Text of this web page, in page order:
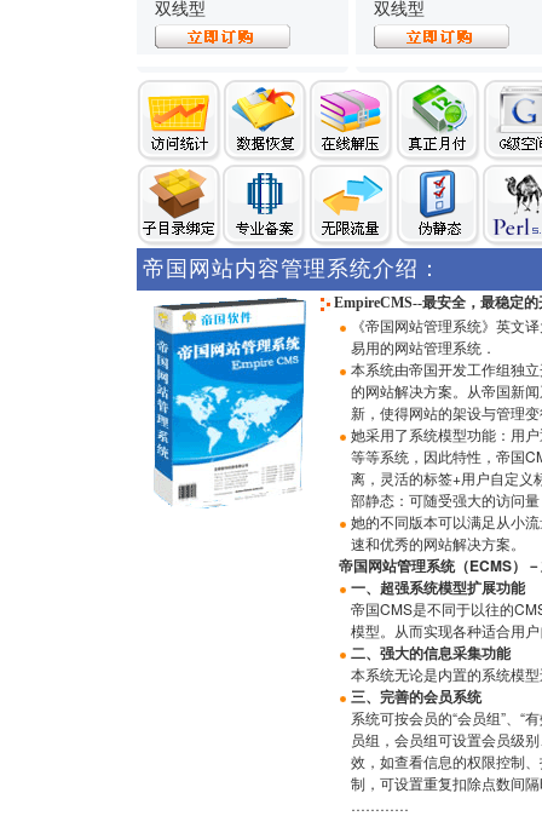
双线型 双线型
帝国网站内容管理系统介绍：
EmpireCMS--最安全，最稳定的
《帝国网站管理系统》英文
易用的网站管理系统．
本系统由帝国开发工作组独
的网站解决方案。从帝国新
新，使得网站的架设与管理
她采用了系统模型功能：用
等等系统，因此特性，帝国
离，灵活的标签+用户自定义
部静态：可随受强大的访问
她的不同版本可以满足从小
速和优秀的网站解决方案。
帝国网站管理系统（ECMS）
一、超强系统模型扩展功能
帝国CMS是不同于以往的
模型。从而实现各种适合用
二、强大的信息采集功能
本系统无论是内置的系统模
三、完善的会员系统
系统可按会员的“会员组”、“
员组，会员组可设置会员级
效，如查看信息的权限控制
制，可设置重复扣除点数间
…………